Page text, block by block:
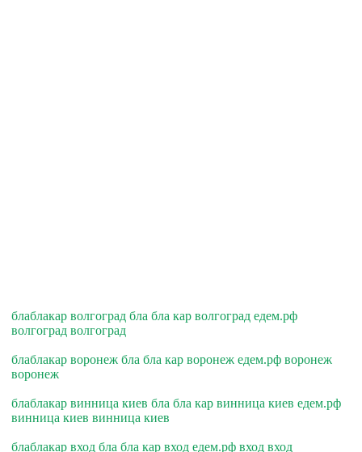
блаблакар волгоград бла бла кар волгоград едем.рф
волгоград волгоград
блаблакар воронеж бла бла кар воронеж едем.рф воронеж
воронеж
блаблакар винница киев бла бла кар винница киев едем.рф
винница киев винница киев
блаблакар вход бла бла кар вход едем.рф вход вход